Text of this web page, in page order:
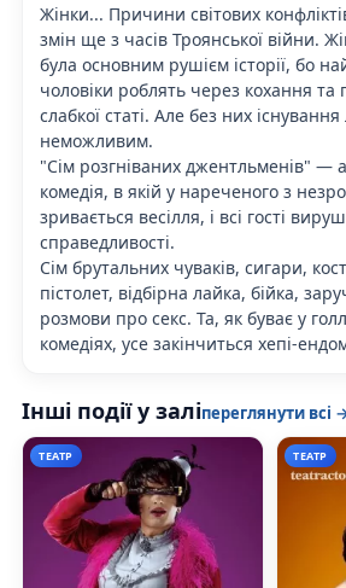
Жінки... Причини світових
змін ще з часів Троянської війни.
була основним рушієм історії, бо
чоловіки роблять через кохання та
слабкої статі. Але без них
неможливим.
"Сім розгніваних джентльменів" —
комедія, в якій у нареченого з
зривається весілля, і всі гості
справедливості.
Сім брутальних чуваків, сигари,
пістолет, відбірна лайка, бійка,
розмови про секс. Та, як буває у
комедіях, усе закінчиться хепі-
Інші події у заліпереглянути всі
ТЕАТР ТЕАТР